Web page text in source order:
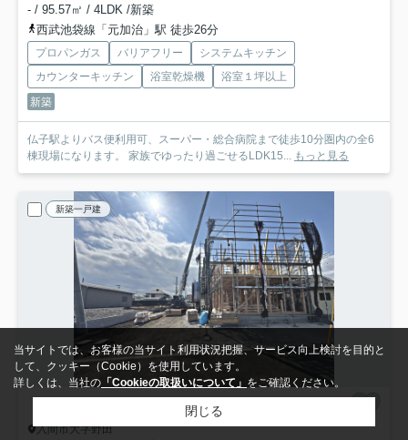
- / 95.57㎡ / 4LDK /新築
西武池袋線「元加治」駅 徒歩26分
プロパンガス バリアフリー
システムキッチン
カウンターキッチン
浴室乾燥機
浴室１坪以上
新築
仏子駅よりバス便利用可、スーパー・総合病院まで徒歩10分圏内の全6
棟現場になります。 家族でゆったり過ごせるLDK15...
もっと見る
新築一戸建
入間市大字野田
当サイトでは、お客様の当サイト利用状況把握、サービス向上検討を目的と
して、クッキー（Cookie）を使用しています。
詳しくは、当社の 「Cookieの取扱いについて」 をご確認ください。
閉じる